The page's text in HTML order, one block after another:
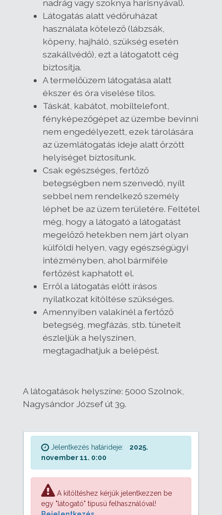
nadrág vagy szoknya harisnyával).
Látogatás alatt védőruházat
használata kötelező (lábzsák,
köpeny, hajháló, szükség esetén
szakállvédő), ezt a látogatott cég
biztosítja.
A termelőüzem látogatása alatt
ékszer és óra viselése tilos.
Táskát, kabátot, mobiltelefont,
fényképezőgépet az üzembe bevinni
nem engedélyezett, ezek tárolására
az üzemlátogatás ideje alatt őrzött
helyiséget biztosítunk.
Csak egészséges, fertőző
betegségben nem szenvedő, nyílt
sebbel nem rendelkező személy
léphet be az üzem területére. Feltétel
még, hogy a látogató a látogatást
megelőző hetekben nem járt olyan
külföldi helyen, vagy egészségügyi
intézményben, ahol bármiféle
fertőzést kaphatott el.
Erről a látogatás előtt írásos
nyilatkozat kitöltése szükséges.
Amennyiben valakinél a fertőző
betegség, megfázás, stb. tüneteit
észleljük a helyszínen,
megtagadhatjuk a belépést.
A látogatások helyszíne: 5000 Szolnok,
Nagysándor József út 39.
Jelentkezés határideje:
2025.
november 11. 0:00
A kitöltéshez kérjük jelentkezzen be
egy "látogató" típusú felhasználóval!